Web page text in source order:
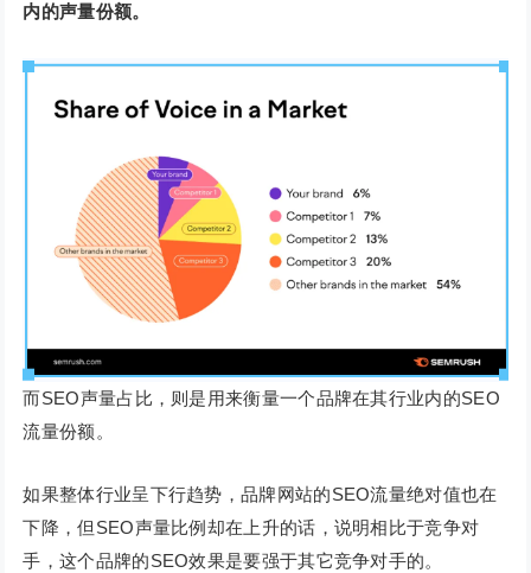
内的声量份额。
而SEO声量占比，则是用来衡量一个品牌在其行业内的SEO
流量份额。
如果整体行业呈下行趋势，品牌网站的SEO流量绝对值也在
下降，但SEO声量比例却在上升的话，说明相比于竞争对
手，这个品牌的SEO效果是要强于其它竞争对手的。